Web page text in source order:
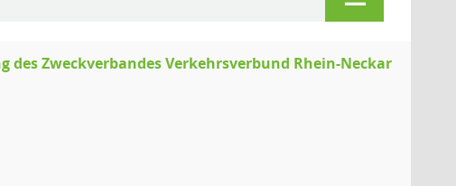
Zweckverbandes Verkehrsverbund Rhein-Neckar